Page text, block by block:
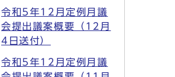
令和5年12月定例月議
会提出議案概要（12月
4日送付）
令和5年12月定例月議